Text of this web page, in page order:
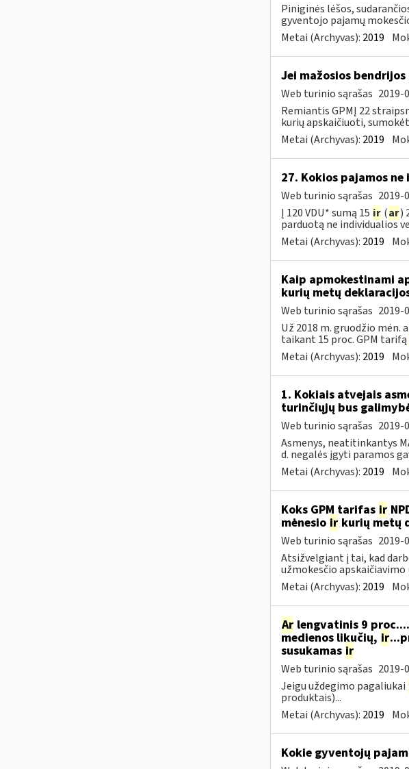
Piniginės lėšos,
gyventojo pajamų
Metai (Archyvas): 2019
Jei mažosios bendrijos
Web turinio sąrašas 2019-
Remiantis GPMĮ 22
kurių apskaičiuoti,
Metai (Archyvas): 2019
27. Kokios pajamos
Web turinio sąrašas 2019-
Į 120 VDU* sumą 15 ir (ar)
parduotą ne individualios
Metai (Archyvas): 2019
Kaip apmokestinami
kurių metų
Web turinio sąrašas 2019-
Už 2018 m. gruodžio
taikant 15 proc. GPM tarifą
Metai (Archyvas): 2019
1. Kokiais atvejais
turinčiųjų bus
Web turinio sąrašas 2019-
Asmenys, neatitinkantys
d. negalės įgyti paramos
Metai (Archyvas): 2019
Koks GPM tarifas ir
mėnesio irkurių metų
Web turinio sąrašas 2019-
Atsižvelgiant į tai, kad
užmokesčio apskaičiavimo
Metai (Archyvas): 2019
Arlengvatinis 9
medienos likučių, ir
susukamas ir
Web turinio sąrašas 2019-
Jeigu uždegimo pagaliukai
produktais)...
Metai (Archyvas): 2019
Kokie gyventojų